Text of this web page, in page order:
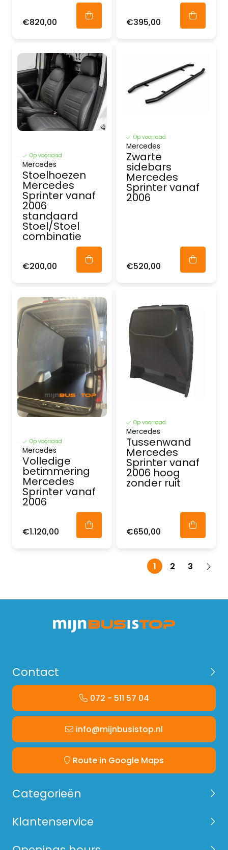
€820,00 €395,00
Op voorraad
Mercedes
Stoelhoezen
Mercedes
Sprinter vanaf
2006
standaard
Stoel/Stoel
combinatie
€200,00
Op voorraad
Mercedes
Zwarte
sidebars
Mercedes
Sprinter vanaf
2006
€520,00
Op voorraad
Mercedes
Volledige
betimmering
Mercedes
Sprinter vanaf
2006
€1.120,00
Op voorraad
Mercedes
Tussenwand
Mercedes
Sprinter vanaf
2006 hoog
zonder ruit
€650,00
1 2 3
Contact
072 - 511 57 04
info@mijnbusistop.nl
Route in Google Maps
Categorieën
Klantenservice